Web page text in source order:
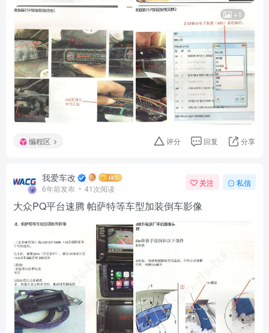
+1
编程区 评分 回复 分享
我爱车改
6年前发布 41次阅读
关注 私信
大众PQ平台速腾 帕萨特等车型加装倒车影像